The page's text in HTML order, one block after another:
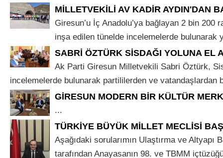
MİLLETVEKİLİ AV KADİR AYDIN'DAN
Giresun’u İç Anadolu’ya bağlayan 2 bin 200
inşa edilen tünelde incelemelerde bulunarak
SABRİ ÖZTÜRK SİSDAĞI YOLUNA EL
Ak Parti Giresun Milletvekili Sabri Öztürk,
incelemelerde bulunarak partililerden ve vatandaşlardan
GİRESUN MODERN BİR KÜLTÜR
...
TÜRKİYE BÜYÜK MİLLET MECLİSİ
Aşağıdaki sorularımın Ulaştırma ve Altyapı
tarafından Anayasanın 98. ve TBMM